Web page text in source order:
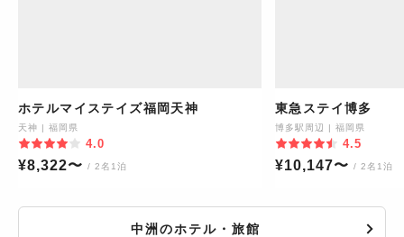
ホテルマイステイズ福岡天神
天神 | 福岡県
4.0
¥8,322〜 / 2名1泊
東急ステイ博多
博多駅周辺 | 福岡県
4.5
¥10,147〜 / 2名1泊
中洲のホテル・旅館